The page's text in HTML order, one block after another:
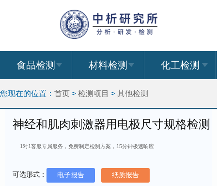
食品检测 材料检测 化工检测
您现在的位置： 首页 > 检测项目 > 其他检测
神经和肌肉刺激器用电极尺寸规格检测
1对1客服专属服务，免费制定检测方案，15分钟极速响应
可选形式： 电子报告 纸质报告